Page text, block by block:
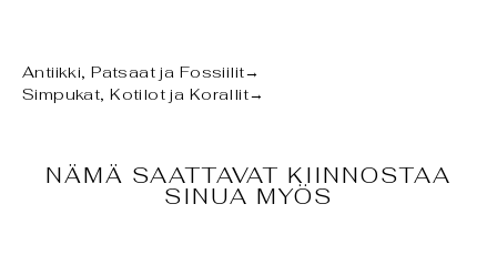
Antiikki, Patsaat ja Fossiilit→
Simpukat, Kotilot ja Korallit→
NÄMÄ SAATTAVAT KIINNOSTAA
SINUA MYÖS